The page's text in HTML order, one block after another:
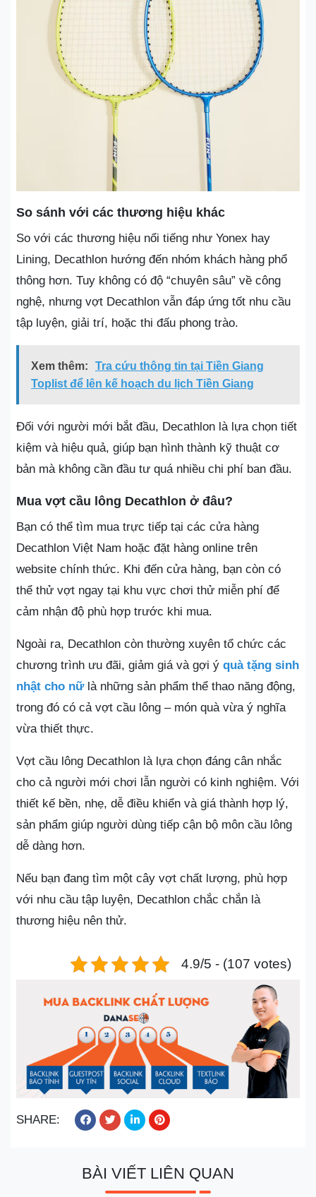
So sánh với các thương hiệu khác
So với các thương hiệu nổi tiếng như Yonex hay
Lining, Decathlon hướng đến nhóm khách hàng phổ
thông hơn. Tuy không có độ “chuyên sâu” về công
nghệ, nhưng vợt Decathlon vẫn đáp ứng tốt nhu cầu
tập luyện, giải trí, hoặc thi đấu phong trào.
Xem thêm:
Tra cứu thông tin tại Tiền Giang
Toplist để lên kế hoạch du lịch Tiền Giang
Đối với người mới bắt đầu, Decathlon là lựa chọn tiết
kiệm và hiệu quả, giúp bạn hình thành kỹ thuật cơ
bản mà không cần đầu tư quá nhiều chi phí ban đầu.
Mua vợt cầu lông Decathlon ở đâu?
Bạn có thể tìm mua trực tiếp tại các cửa hàng
Decathlon Việt Nam hoặc đặt hàng online trên
website chính thức. Khi đến cửa hàng, bạn còn có
thể thử vợt ngay tại khu vực chơi thử miễn phí để
cảm nhận độ phù hợp trước khi mua.
Ngoài ra, Decathlon còn thường xuyên tổ chức các
chương trình ưu đãi, giảm giá và gợi ý quà tặng sinh
nhật cho nữ là những sản phẩm thể thao năng động,
trong đó có cả vợt cầu lông – món quà vừa ý nghĩa
vừa thiết thực.
Vợt cầu lông Decathlon là lựa chọn đáng cân nhắc
cho cả người mới chơi lẫn người có kinh nghiệm. Với
thiết kế bền, nhẹ, dễ điều khiển và giá thành hợp lý,
sản phẩm giúp người dùng tiếp cận bộ môn cầu lông
dễ dàng hơn.
Nếu bạn đang tìm một cây vợt chất lượng, phù hợp
với nhu cầu tập luyện, Decathlon chắc chắn là
thương hiệu nên thử.
4.9/5 - (107 votes)
SHARE:
BÀI VIẾT LIÊN QUAN